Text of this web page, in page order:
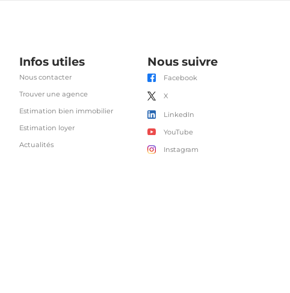
Infos utiles
Nous contacter
Trouver une agence
Estimation bien immobilier
Estimation loyer
Actualités
Nous suivre
Facebook
X
LinkedIn
YouTube
Instagram